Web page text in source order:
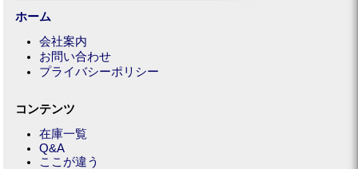
ホーム
会社案内
お問い合わせ
プライバシーポリシー
コンテンツ
在庫一覧
Q&A
ここが違う